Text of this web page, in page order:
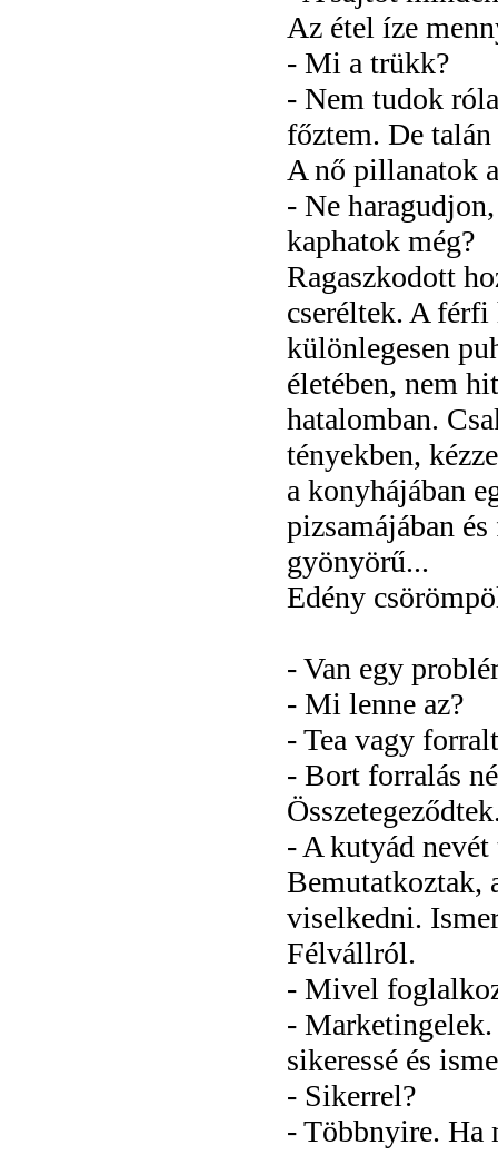
Az étel íze
- Mi a trükk?
- Nem tudok
főztem. De
A nő pillanatok
- Ne
kaphatok még?
Ragaszkodott
cseréltek. A
különlegesen
életében, nem
hatalomban.
tényekben,
a konyhájában
pizsamájában
gyönyörű...
Edény
- Van egy
- Mi lenne az?
- Tea vagy
- Bort forralás
- A kutyád
Bemutatkoztak,
viselkedni.
Félvállról.
- Mivel
-
sikeressé és
- Sikerrel?
- Többnyire. Ha